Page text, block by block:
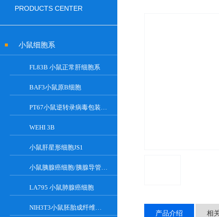
PRODUCTS CENTER
小鼠细胞系
FL83B 小鼠正常肝细胞系
BAF3小鼠原B细胞
PT67小鼠逆转录病毒包装细胞
WEHI 3B
小鼠肝星形细胞JS1
小鼠胰腺癌细胞/胰腺导管癌PAN02
LA795 小鼠肺腺癌细胞
NIH3T3小鼠胚胎成纤维细胞
产品介绍 相